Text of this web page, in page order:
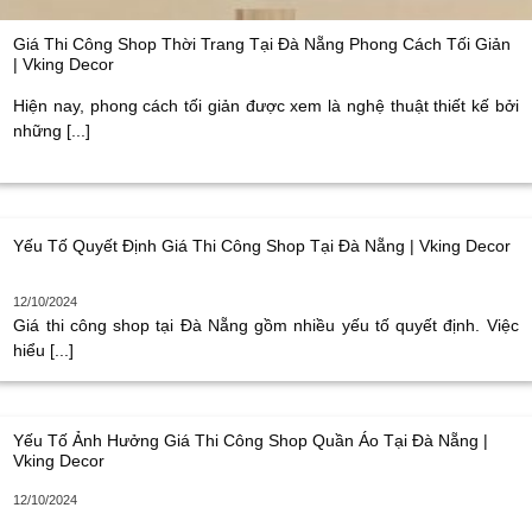
Giá Thi Công Shop Thời Trang Tại Đà Nẵng Phong Cách Tối Giản
| Vking Decor
Hiện nay, phong cách tối giản được xem là nghệ thuật thiết kế bởi
những [...]
Yếu Tố Quyết Định Giá Thi Công Shop Tại Đà Nẵng | Vking Decor
12/10/2024
Giá thi công shop tại Đà Nẵng gồm nhiều yếu tố quyết định. Việc
hiểu [...]
Yếu Tố Ảnh Hưởng Giá Thi Công Shop Quần Áo Tại Đà Nẵng |
Vking Decor
12/10/2024